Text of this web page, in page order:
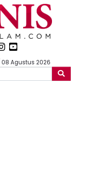
08 Agustus 2026